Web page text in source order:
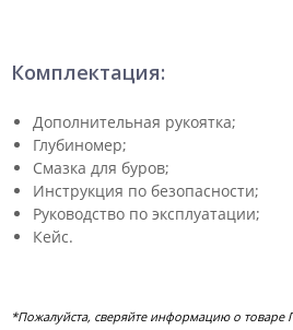
Комплектация:
Дополнительная рукоятка;
Глубиномер;
Смазка для буров;
Инструкция по безопасности;
Руководство по эксплуатации;
Кейс.
*Пожалуйста, сверяйте информацию о товаре